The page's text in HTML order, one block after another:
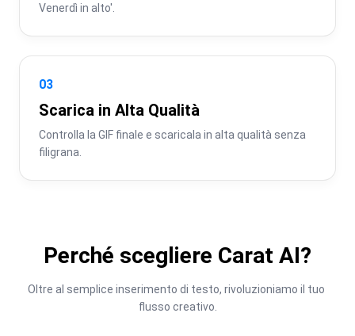
Venerdì in alto'.
03
Scarica in Alta Qualità
Controlla la GIF finale e scaricala in alta qualità senza
filigrana.
Perché scegliere Carat AI?
Oltre al semplice inserimento di testo, rivoluzioniamo il tuo
flusso creativo.